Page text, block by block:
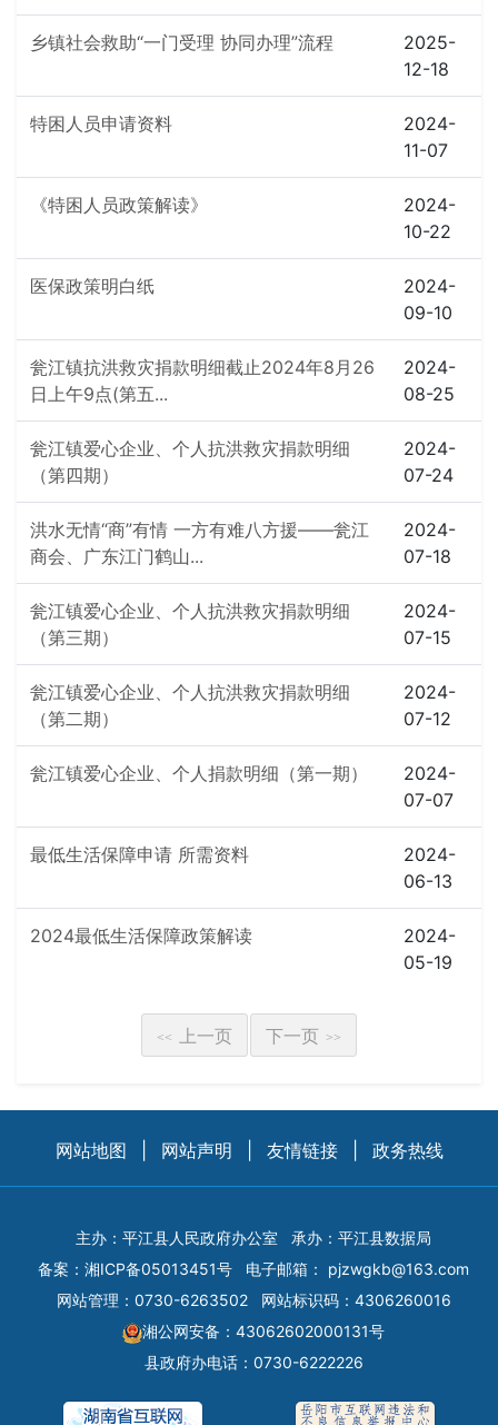
乡镇社会救助“一门受理 协同办理”流程
2025-
12-18
特困人员申请资料
2024-
11-07
《特困人员政策解读》
2024-
10-22
医保政策明白纸
2024-
09-10
瓮江镇抗洪救灾捐款明细截止2024年8月26
日上午9点(第五...
2024-
08-25
瓮江镇爱心企业、个人抗洪救灾捐款明细
（第四期）
2024-
07-24
洪水无情“商”有情 一方有难八方援——瓮江
商会、广东江门鹤山...
2024-
07-18
瓮江镇爱心企业、个人抗洪救灾捐款明细
（第三期）
2024-
07-15
瓮江镇爱心企业、个人抗洪救灾捐款明细
（第二期）
2024-
07-12
瓮江镇爱心企业、个人捐款明细（第一期）
2024-
07-07
最低生活保障申请 所需资料
2024-
06-13
2024最低生活保障政策解读
2024-
05-19
<< 上一页 下一页 >>
网站地图 网站声明 友情链接 政务热线
主办：平江县人民政府办公室
承办：平江县数据局
备案： 湘ICP备05013451号 电子邮箱： pjzwgkb@163.com
网站管理：0730-6263502
网站标识码：4306260016
湘公网安备：43062602000131号
县政府办电话：0730-6222226